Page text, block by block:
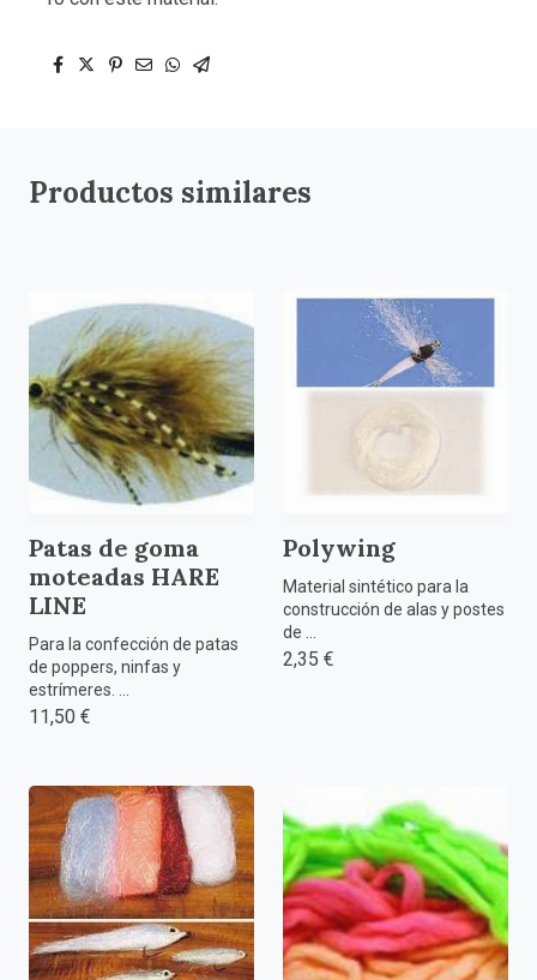
Productos similares
Patas de goma
moteadas HARE
LINE
Para la confección de patas
de poppers, ninfas y
estrímeres. ...
11,50 €
Polywing
Material sintético para la
construcción de alas y postes
de ...
2,35 €